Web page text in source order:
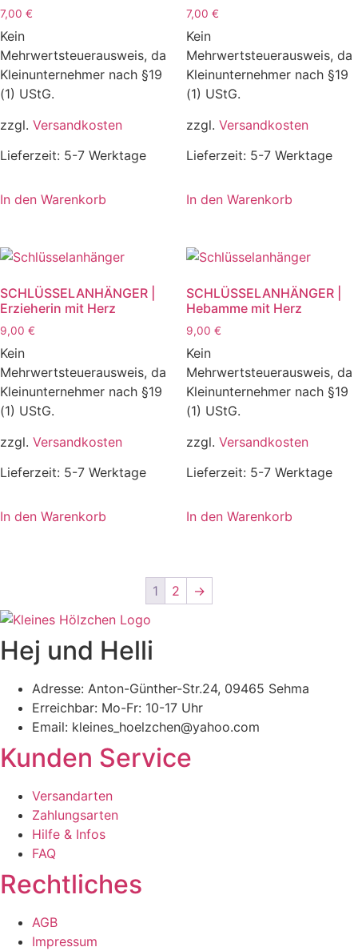
7,00 €
Kein
Mehrwertsteuerausweis, da
Kleinunternehmer nach §19
(1) UStG.
zzgl. Versandkosten
Lieferzeit: 5-7 Werktage
In den Warenkorb
7,00 €
Kein
Mehrwertsteuerausweis, da
Kleinunternehmer nach §19
(1) UStG.
zzgl. Versandkosten
Lieferzeit: 5-7 Werktage
In den Warenkorb
SCHLÜSSELANHÄNGER |
Erzieherin mit Herz
9,00 €
Kein
Mehrwertsteuerausweis, da
Kleinunternehmer nach §19
(1) UStG.
zzgl. Versandkosten
Lieferzeit: 5-7 Werktage
In den Warenkorb
SCHLÜSSELANHÄNGER |
Hebamme mit Herz
9,00 €
Kein
Mehrwertsteuerausweis, da
Kleinunternehmer nach §19
(1) UStG.
zzgl. Versandkosten
Lieferzeit: 5-7 Werktage
In den Warenkorb
1 2 →
Hej und Helli
Adresse: Anton-Günther-Str.24, 09465 Sehma
Erreichbar: Mo-Fr: 10-17 Uhr
Email: kleines_hoelzchen@yahoo.com
Kunden Service
Versandarten
Zahlungsarten
Hilfe & Infos
FAQ
Rechtliches
AGB
Impressum